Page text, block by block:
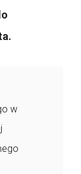
w